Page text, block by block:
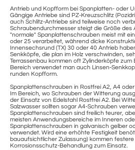
Antrieb und Kopfform bei Spanplatten- oder
Gängige Antriebe sind PZ-Kreuzschlitz
auch Schlitz-Antriebe sind teilweise noch
Schraubendurchmesser steigt die Größe des
"normale" Spanplattenschrauben meist mit
oder 25 verarbeitet, während dicke
Innensechsrund (TX) 30 oder 40 Antrieb
Senkköpfe, die plan im Holz verschwinden,
Terrassenbau kommen oft Zylinderköpfe zum
Bereich verwendet man auch Linsen-
runden Kopfform.
Spanplattenschrauben in Rostfrei A2, A4
Im Bereich, wo Schrauben der Witterung
der Einsatz von Edelstahl Rostfrei A2. Bei
Salzwasser sollten sogar A4-Schrauben
Spanplattenschrauben sind freilich teurer,
meisten Anwendungsbereiche im Inneren
Spanplattenschrauben in galvanisch gelber
verwendet. Wird eine erhöhte Festigkeit
bauaufsichtlicher Zulassung) kommen festere
Korrosionsschutz-Behandlung zum Einsatz.